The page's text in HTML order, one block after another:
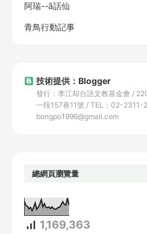
阿瑞--ā話仙
青鳥行動記事
技術提供：Blogger
發行：李江却台語文教基金會 /
一段157巷11號 / TEL：02-2311-
bongpo1996@gmail.com
總網頁瀏覽量
1,169,363